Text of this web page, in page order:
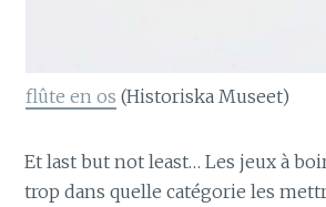
flûte en os (Historiska Museet)
Et last but not least… Les jeux à
trop dans quelle catégorie les